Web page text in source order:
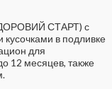
СТАРТ) с
в подливке
для
12 месяцев, также